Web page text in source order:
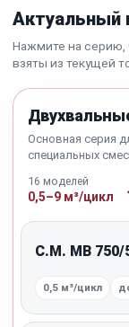
Актуальный
Нажмите на серию,
взяты из текущей
Основная серия
специальных
16 моделей
0,5–9 м³/цикл
C.M. MB 750/
0,5 м³/цикл